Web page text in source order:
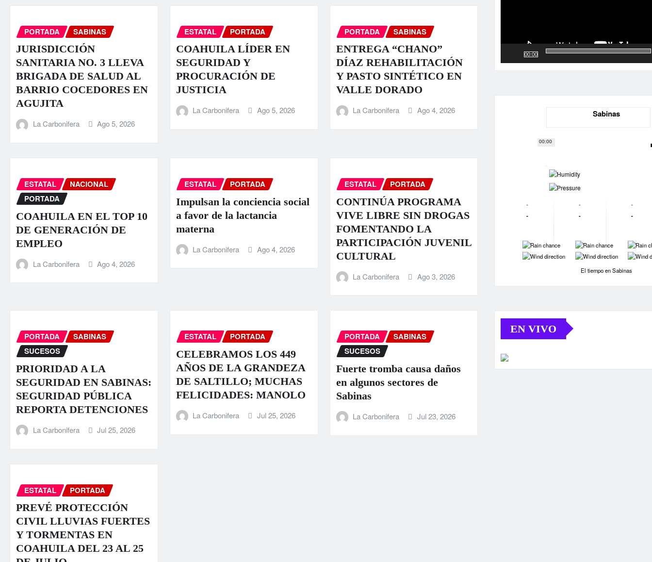
PORTADA SABINAS
JURISDICCIÓN
SANITARIA NO. 3 LLEVA
BRIGADA DE SALUD AL
BARRIO COCEDORES EN
AGUJITA
La Carbonifera Ago 5, 2026
ESTATAL PORTADA
COAHUILA LÍDER EN
SEGURIDAD Y
PROCURACIÓN DE
JUSTICIA
La Carbonifera Ago 5, 2026
PORTADA SABINAS
ENTREGA “CHANO”
DÍAZ REHABILITACIÓN
Y PASTO SINTÉTICO EN
VALLE DORADO
La Carbonifera Ago 4, 2026
ESTATAL
NACIONAL
PORTADA
COAHUILA EN EL TOP 10
DE GENERACIÓN DE
EMPLEO
La Carbonifera Ago 4, 2026
ESTATAL PORTADA
Impulsan la conciencia social
a favor de la lactancia
materna
La Carbonifera Ago 4, 2026
ESTATAL PORTADA
CONTINÚA PROGRAMA
VIVE LIBRE SIN DROGAS
FOMENTANDO LA
PARTICIPACIÓN JUVENIL
CULTURAL
La Carbonifera Ago 3, 2026
PORTADA
SABINAS
SUCESOS
PRIORIDAD A LA
SEGURIDAD EN SABINAS:
SEGURIDAD PÚBLICA
REPORTA DETENCIONES
La Carbonifera Jul 25, 2026
ESTATAL PORTADA
CELEBRAMOS LOS 449
AÑOS DE LA GRANDEZA
DE SALTILLO; MUCHAS
FELICIDADES: MANOLO
La Carbonifera Jul 25, 2026
PORTADA
SABINAS
SUCESOS
Fuerte tromba causa daños
en algunos sectores de
Sabinas
La Carbonifera Jul 23, 2026
ESTATAL PORTADA
PREVÉ PROTECCIÓN
CIVIL LLUVIAS FUERTES
Y TORMENTAS EN
COAHUILA DEL 23 AL 25
00:00
00:00
Sabinas
-
-
-
-
-
-
-
-
-
-
-
-
-
-
El tiempo en Sabinas
EN VIVO